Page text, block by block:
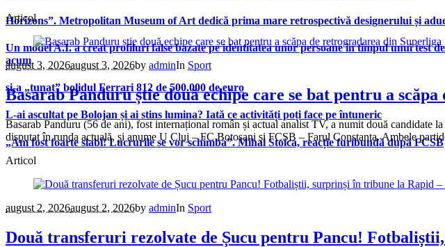
Horizons”. Metropolitan Museum of Art dedică prima mare retrospectivă designerului și
Un model A.I. a creat profiluri false bazate pe identitatea unor persoane în timpul unui test
acum
și-a „tunat” bolidul Ferrari 812 de 500.000 de euro
L-ai ascultat pe Bolojan și ai stins lumina? Iată ce activități poți face pe întuneric
„Am fost foarte slabi! Lucrurile se vor schimba”. Mihai Stoica, reacție furibundă după FCSB
Articol
august 3, 2026august 3, 2026by adminIn Sport
Basarab Panduru știe două echipe care se bat pentru a
Basarab Panduru (56 de ani), fost internațional român și actual analist TV, a numit două candidate
disputat în runda actuală, și anume U Cluj – FC Botoșani și FCSB – Farul Constanța. Ambele
Articol
august 2, 2026august 2, 2026by adminIn Sport
Două transferuri rezolvate de Șucu pentru Pancu!